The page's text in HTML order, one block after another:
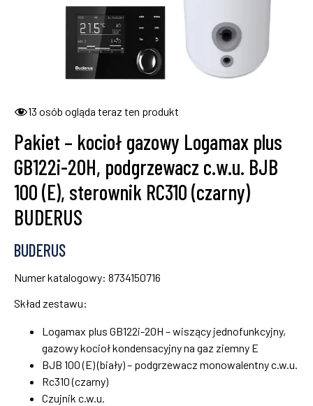
13 osób ogląda teraz ten produkt
Pakiet – kocioł gazowy Logamax plus
GB122i-20H, podgrzewacz c.w.u. BJB
100 (E), sterownik RC310 (czarny)
BUDERUS
BUDERUS
Numer katalogowy: 8734150716
Skład zestawu:
Logamax plus GB122i-20H – wiszący jednofunkcyjny,
gazowy kocioł kondensacyjny na gaz ziemny E
BJB 100 (E) (biały) – podgrzewacz monowalentny c.w.u.
Rc310 (czarny)
Czujnik c.w.u.